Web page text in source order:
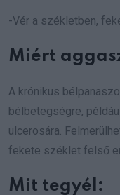
-Vér a székletben,
Miért
A krónikus
bélbetegségre,
ulcerosára.
fekete széklet felső
Mit tegyél: